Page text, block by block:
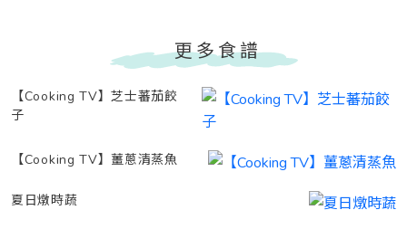
更多食譜
【Cooking TV】芝士蕃茄餃
子
【Cooking TV】薑蔥清蒸魚
夏日燉時蔬